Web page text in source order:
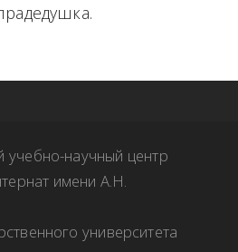
учебно-научный центр
имени А.Н.
университета